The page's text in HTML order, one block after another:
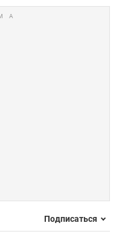
Подписаться